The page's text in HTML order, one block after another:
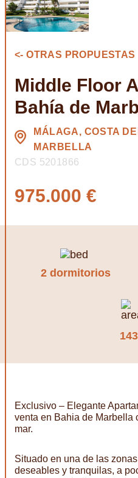
<- OTRAS PROPUESTAS
Middle Floor
Bahía de
MÁLAGA, COSTA
MARBELLA
CDS 5201866
975.000 €
2 dormitorios
Exclusivo – Elegante
venta en Bahia de Marbella
mar.
Situado en una de las
deseables y tranquilas, a